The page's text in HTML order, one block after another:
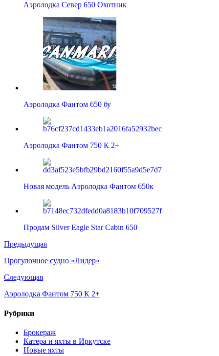
Аэролодка Север 650 Охотник
Аэролодка Фантом 650 бу
Аэролодка Фантом 750 К 2+
Новая модель Аэролодка Фантом 650к
Продам Silver Eagle Star Cabin 650
Предыдущая
Прогулочное судно «Лидер»
Следующая
Аэролодка Фантом 750 К 2+
Рубрики
Брокераж
Катера и яхты в Иркутске
Новые яхты